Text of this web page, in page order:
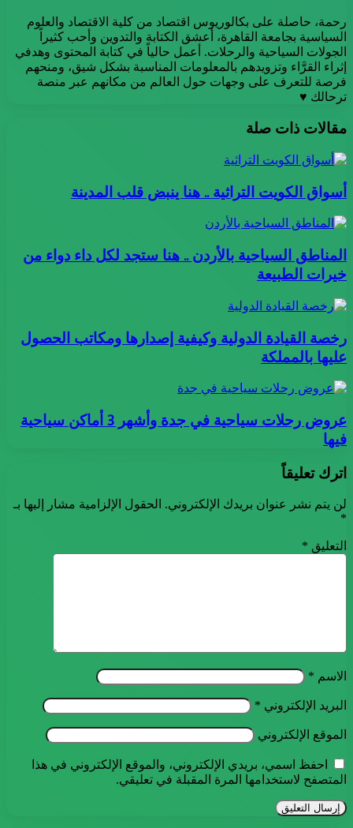
رحمة، حاصلة على بكالوريوس اقتصاد من كلية الاقتصاد والعلوم
السياسية بجامعة القاهرة، أعشق الكتابة والتدوين وأحب كثيراً
الجولات السياحية والرحلات. أعمل حالياً في كتابة المحتوى وهدفي
إثراء القرَّاء وتزويدهم بالمعلومات المناسبة بشكل شيق، ومنحهم
فرصة للتعرف على وجهات حول العالم من مكانهم عبر منصة
ترحالك ♥
مقالات ذات صلة
أسواق الكويت التراثية .. هنا ينبض قلب المدينة
المناطق السياحية بالأردن .. هنا ستجد لكل داء دواء من
خيرات الطبيعة
رخصة القيادة الدولية وكيفية إصدارها ومكاتب الحصول
عليها بالمملكة
عروض رحلات سياحية في جدة وأشهر 3 أماكن سياحية
فيها
اترك تعليقاً
لن يتم نشر عنوان بريدك الإلكتروني. الحقول الإلزامية مشار إليها بـ
*
التعليق *
الاسم *
البريد الإلكتروني *
الموقع الإلكتروني
احفظ اسمي، بريدي الإلكتروني، والموقع الإلكتروني في هذا
المتصفح لاستخدامها المرة المقبلة في تعليقي.